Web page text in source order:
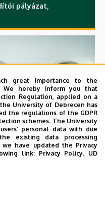
pályázat,
IK, GTK, MÉK, RH,
great importance to the
We hereby inform you that
Regulation, applied on a
the University of Debrecen has
the regulations of the GDPR
schemes. The University
personal data with due
existing data processing
have updated the Privacy
link: Privacy Policy. UD